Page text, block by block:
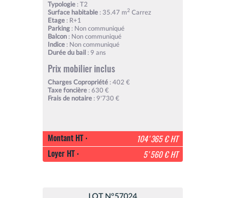
Typologie: T2
Surface habitable : 35.47 m2Carrez
Etage: R+1
Parking: Non communiqué
Balcon: Non communiqué
Indice: Non communiqué
Durée du bail : 9 ans
Prix mobilier inclus
Charges Copropriété: 402 €
Taxe foncière: 630 €
Frais de notaire: 9'730 €
Montant HT :
104'365 € HT
Loyer HT :
5'560 € HT
LOT N°57024